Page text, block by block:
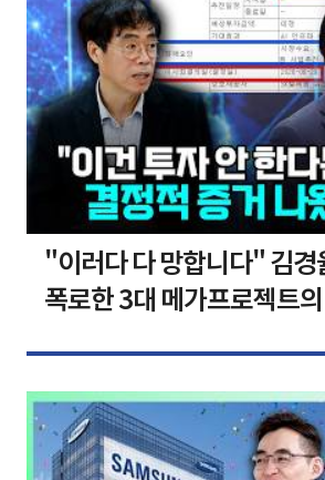
"이러다 다 망합니다" 김경
폭로한 3대 메가프로젝트